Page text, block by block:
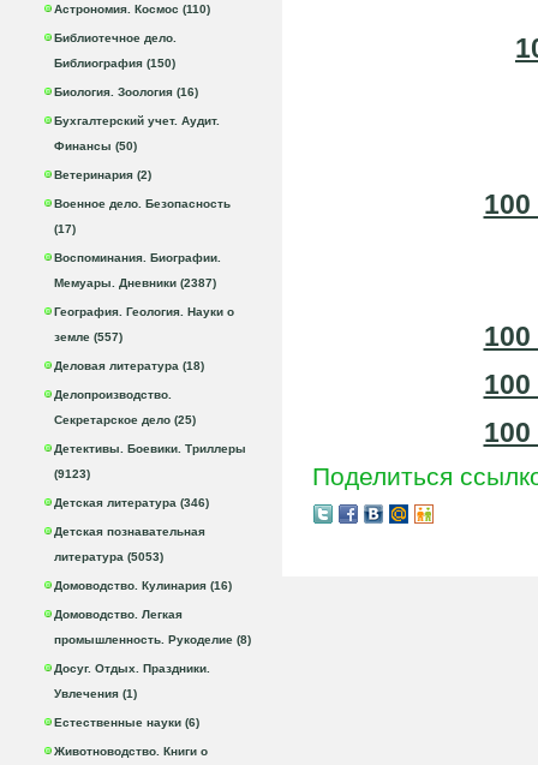
Астрономия. Космос (110)
Библиотечное дело.
Библиография (150)
Биология. Зоология (16)
Бухгалтерский учет. Аудит.
Финансы (50)
Ветеринария (2)
Военное дело. Безопасность
(17)
Воспоминания. Биографии.
Мемуары. Дневники (2387)
География. Геология. Науки о
земле (557)
Деловая литература (18)
Делопроизводство.
Секретарское дело (25)
Детективы. Боевики. Триллеры
(9123)
Детская литература (346)
Детская познавательная
литература (5053)
Домоводство. Кулинария (16)
Домоводство. Легкая
промышленность. Рукоделие (8)
Досуг. Отдых. Праздники.
Увлечения (1)
Естественные науки (6)
Животноводство. Книги о
Поделиться